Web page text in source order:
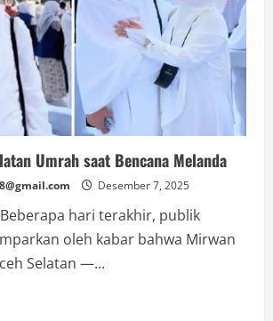
Umrah saat Bencana Melanda
Desember 7, 2025
hari terakhir, publik
oleh kabar bahwa Mirwan
Selatan —...